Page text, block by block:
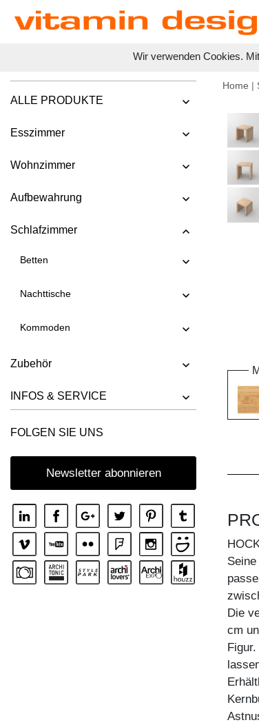
Wir verwenden Cookies.
ALLE PRODUKTE
Esszimmer
Wohnzimmer
Aufbewahrung
Schlafzimmer
Betten
Nachttische
Kommoden
Zubehör
INFOS & SERVICE
FOLGEN SIE UNS
Newsletter abonnieren
Home |
Die
cm